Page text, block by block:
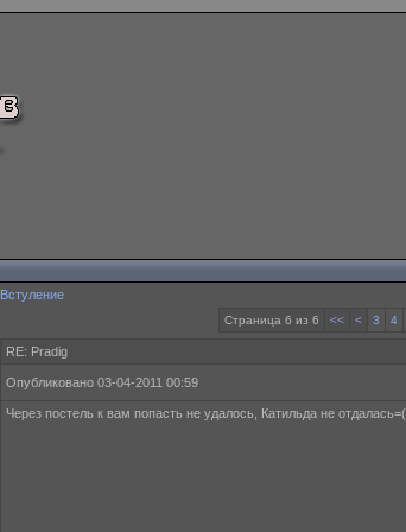
Встуление
Страница 6 из 6 << < 3 4
RE: Pradig
Опубликовано 03-04-2011 00:59
Через постель к вам попасть не удалось, Катильда не отдалась=(